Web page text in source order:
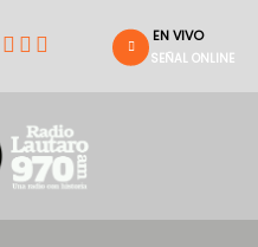
EN VIVO
SEÑAL ONLINE